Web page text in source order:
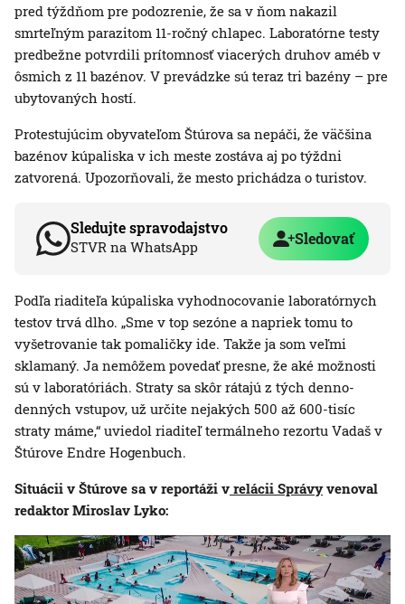
pred týždňom pre podozrenie, že sa v ňom nakazil
smrteľným parazitom 11-ročný chlapec. Laboratórne testy
predbežne potvrdili prítomnosť viacerých druhov améb v
ôsmich z 11 bazénov. V prevádzke sú teraz tri bazény – pre
ubytovaných hostí.
Protestujúcim obyvateľom Štúrova sa nepáči, že väčšina
bazénov kúpaliska v ich meste zostáva aj po týždni
zatvorená. Upozorňovali, že mesto prichádza o turistov.
Sledujte spravodajstvo
STVR na WhatsApp Sledovať
Podľa riaditeľa kúpaliska vyhodnocovanie laboratórnych
testov trvá dlho. „Sme v top sezóne a napriek tomu to
vyšetrovanie tak pomaličky ide. Takže ja som veľmi
sklamaný. Ja nemôžem povedať presne, že aké možnosti
sú v laboratóriách. Straty sa skôr rátajú z tých denno-
denných vstupov, už určite nejakých 500 až 600-tisíc
straty máme,“ uviedol riaditeľ termálneho rezortu Vadaš v
Štúrove Endre Hogenbuch.
Situácii v Štúrove sa v reportáži v relácii Správyvenoval
redaktor Miroslav Lyko: